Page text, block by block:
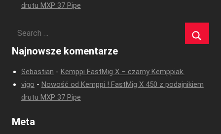
drutu MXP 37 Pipe
Najnowsze komentarze
Sebastian - Kemppi FastMig X – czarny Kemppiak.
vigo - Nowość od Kemppi ! FastMig X 450 z podajnikiem
drutu MXP 37 Pipe
Meta